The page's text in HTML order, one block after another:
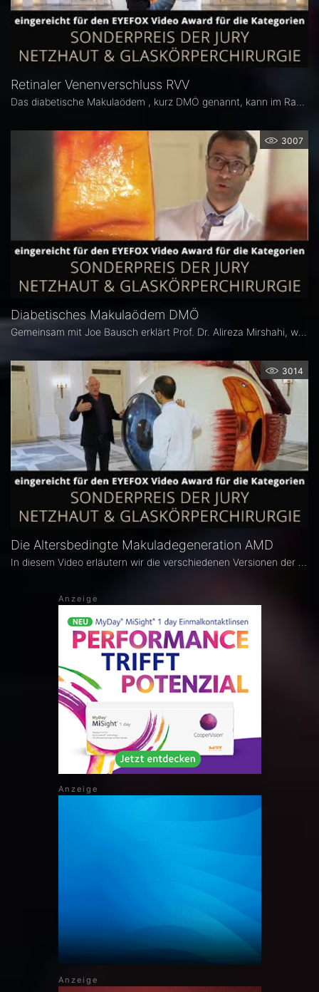
Retinaler Venenverschluss RVV
3007
Diabetisches Makulaödem DMÖ
3014
Die Altersbedingte Makuladegeneration AMD